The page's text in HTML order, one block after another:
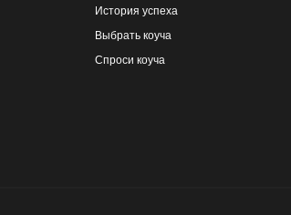
История успеха
Выбрать коуча
Спроси коуча